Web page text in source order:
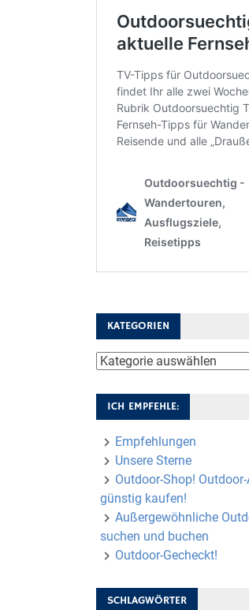
KATEGORIEN
Kategorien
ICH EMPFEHLE:
Empfehlungen
Unsere Sterne
Outdoor-Shop!
günstig kaufen!
Außergewöhnliche
suchen und buchen
Outdoor-Gecheckt!
SCHLAGWÖRTER